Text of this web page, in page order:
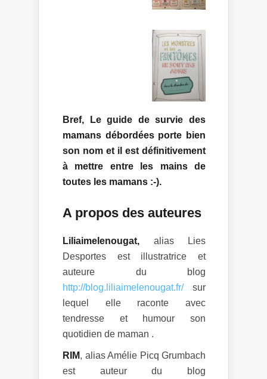
Bref, Le guide de survie des
mamans débordées porte bien
son nom et il est définitivement
à mettre entre les mains de
toutes les mamans :-).
A propos des auteures
Liliaimelenougat, alias Lies
Desportes est illustratrice et
auteure du blog
http://blog.liliaimelenougat.fr/sur
lequel elle raconte avec
tendresse et humour son
quotidien de maman .
RIM, alias Amélie Picq Grumbach
est auteur du blog